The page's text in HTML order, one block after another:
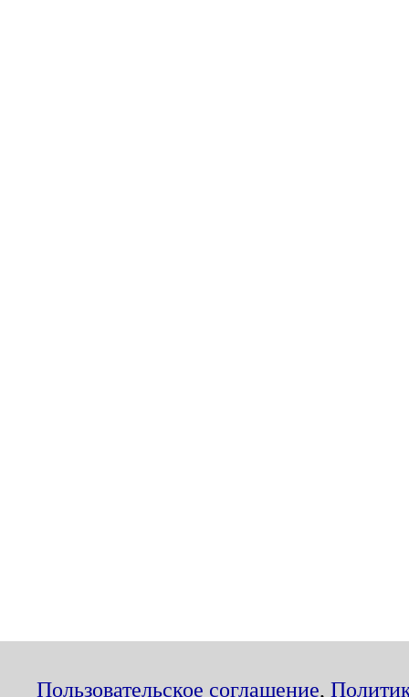
Пользовательское соглашение,